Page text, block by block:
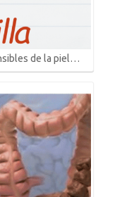
de la piel…